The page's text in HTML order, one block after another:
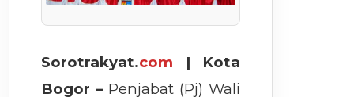
Sorotrakyat.com | Kota
Bogor – Penjabat (Pj) Wali